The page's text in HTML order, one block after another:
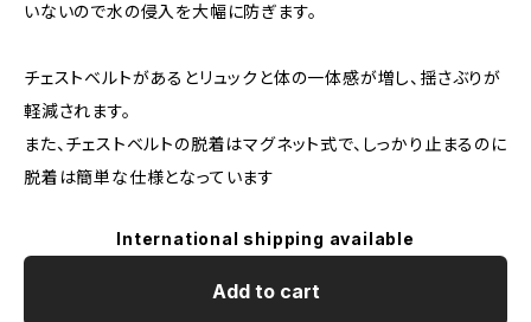
いないので水の侵入を大幅に防ぎます。
チェストベルトがあるとリュックと体の一体感が増し、揺さぶりが
軽減されます。
また、チェストベルトの脱着はマグネット式で、しっかり止まるのに
脱着は簡単な仕様となっています
International shipping available
Add to cart